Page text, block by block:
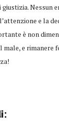
giustizia. Nessun
e la
è non
male, e rimanere